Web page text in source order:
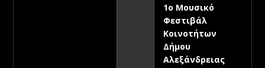
1ο Μουσικό
Φεστιβάλ
Κοινοτήτων
Δήμου
Αλεξάνδρειας